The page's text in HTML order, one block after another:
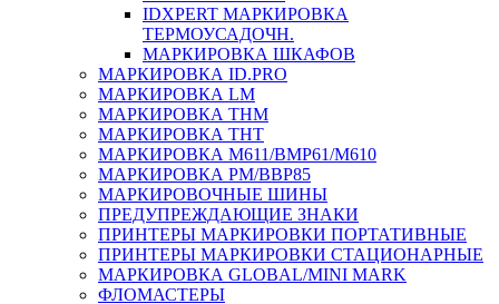
IDXPERT МАРКИРОВКА
ТЕРМОУСАДОЧН.
МАРКИРОВКА ШКАФОВ
МАРКИРОВКА ID.PRO
МАРКИРОВКА LM
МАРКИРОВКА THM
МАРКИРОВКА THT
МАРКИРОВКА M611/BMP61/M610
МАРКИРОВКА PM/BBP85
МАРКИРОВОЧНЫЕ ШИНЫ
ПРЕДУПРЕЖДАЮЩИЕ ЗНАКИ
ПРИНТЕРЫ МАРКИРОВКИ ПОРТАТИВНЫЕ
ПРИНТЕРЫ МАРКИРОВКИ СТАЦИОНАРНЫЕ
МАРКИРОВКА GLOBAL/MINI MARK
ФЛОМАСТЕРЫ